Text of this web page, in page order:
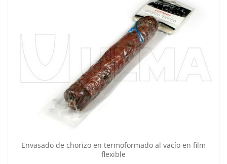
Envasado de chorizo en termoformado al vacío en film
flexible